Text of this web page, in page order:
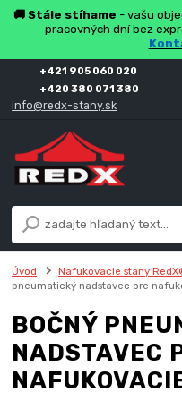
🚚 Stále stíhame - vašu
pracovných dní bez
+421 905 060 020
+420 380 071 380
info@redx-stany.sk
Úvod Nafukovacie stany
pneumatický nadstavec pre
BOČNÝ
NADSTAVEC